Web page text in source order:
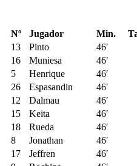
Nº Jugador Min.
13 Pinto
46′
16 Muniesa
46′
5 Henrique
46′
26 Espasandin
46′
12 Dalmau
46′
15 Keita
46′
18 Rueda
46′
8
Jonathan
46′
17
Jeffren
46′